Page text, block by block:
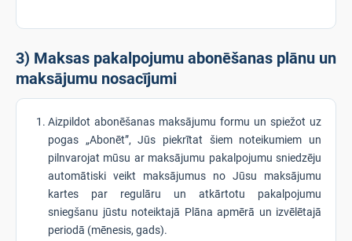
3) Maksas pakalpojumu abonēšanas plānu un
maksājumu nosacījumi
Aizpildot abonēšanas maksājumu formu un spiežot uz
pogas „Abonēt”, Jūs piekrītat šiem noteikumiem un
pilnvarojat mūsu ar maksājumu pakalpojumu sniedzēju
automātiski veikt maksājumus no Jūsu maksājumu
kartes par regulāru un atkārtotu pakalpojumu
sniegšanu jūstu noteiktajā Plāna apmērā un izvēlētajā
periodā (mēnesis, gads).